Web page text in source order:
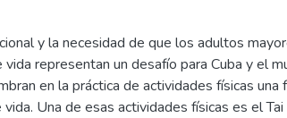
y la necesidad de que los adultos
vida representan un desafío para Cuba y el
en la práctica de actividades físicas una
Una de esas actividades físicas es el Tai